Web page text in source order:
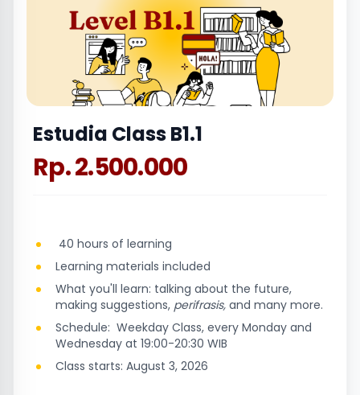
Estudia Class B1.1
Rp. 2.500.000
40 hours of learning
Learning materials included
What you'll learn: talking about the future,
making suggestions, perifrasis, and many more.
Schedule: Weekday Class, every Monday and
Wednesday at 19:00-20:30 WIB
Class starts: August 3, 2026